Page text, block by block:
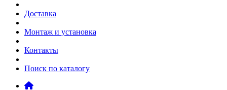
Доставка
Монтаж и установка
Контакты
Поиск по каталогу